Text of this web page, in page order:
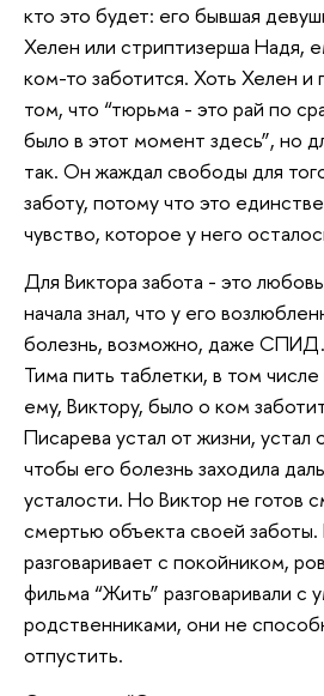
кто это будет: его бывшая
Хелен или стриптизерша Надя,
ком-то заботится. Хоть Хелен и
том, что “тюрьма - это рай по
было в этот момент здесь”, но
так. Он жаждал свободы для
заботу, потому что это
чувство, которое у него
Для Виктора забота - это
начала знал, что у его
болезнь, возможно, даже СПИД.
Тима пить таблетки, в том
ему, Виктору, было о ком
Писарева устал от жизни, устал
чтобы его болезнь заходила
усталости. Но Виктор не готов
смертью объекта своей заботы.
разговаривает с покойником,
фильма “Жить” разговаривали с
родственниками, они не
отпустить.